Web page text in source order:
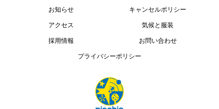
お知らせ キャンセルポリシー
アクセス 気候と服装
採用情報 お問い合わせ
プライバシーポリシー